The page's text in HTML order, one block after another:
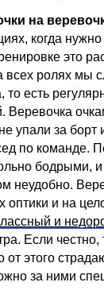
на
когда
это
всех ролях мы
то есть
Веревочка
упали за борт
по команде.
бодрыми, и
неудобно.
оптики и на
и
Если честно,
от этого
за ними